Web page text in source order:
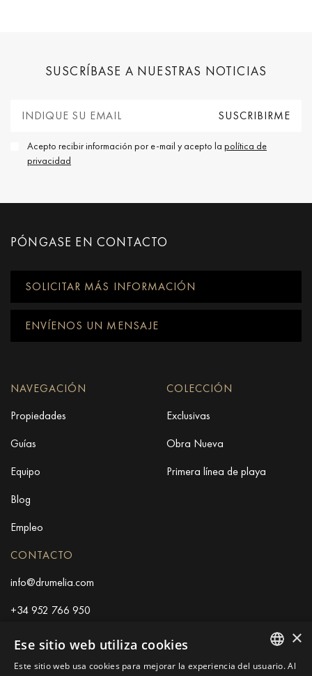
SUSCRÍBASE A NUESTRAS NOTICIAS
Acepto recibir información por e-mail y acepto la política de
privacidad
PÓNGASE EN CONTACTO
SOLICITAR MÁS INFORMACIÓN
ENVÍENOS UN MENSAJE
NAVEGACIÓN
Propiedades
Guías
Equipo
Blog
Empleo
COLECCIÓN
Exclusivas
Obra Nueva
Primera línea de playa
CONTACTO
info@drumelia.com
+34 952 766 950
×
Ese sitio web utiliza cookies
Este sitio web usa cookies para mejorar la experiencia del usuario. Al